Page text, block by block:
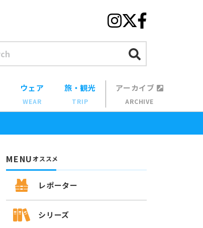
ウェア
WEAR
旅・観光
TRIP
アーカイブ
ARCHIVE
MENUオススメ
レポーター
シリーズ